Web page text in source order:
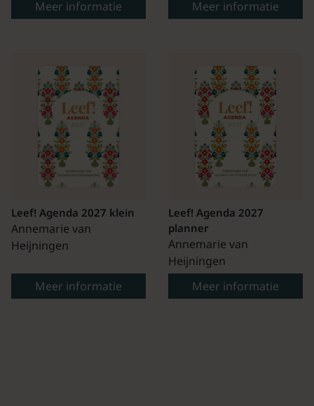
Meer informatie Meer informatie
Leef! Agenda 2027 klein
Annemarie van
Heijningen
Meer informatie
Leef! Agenda 2027
planner
Annemarie van
Heijningen
Meer informatie